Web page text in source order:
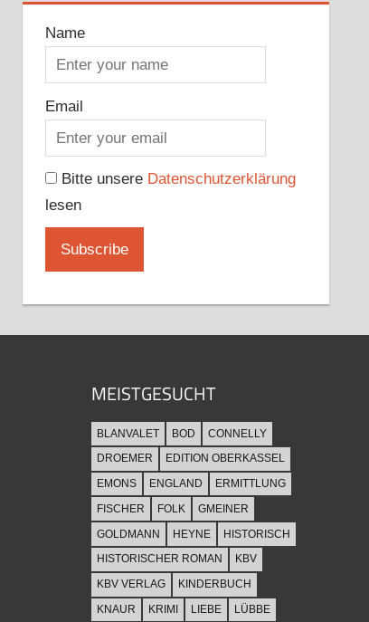
Name
Email
Bitte unsere Datenschutzerklärung
lesen
MEISTGESUCHT
BLANVALET BOD
CONNELLY
DROEMER
EDITION OBERKASSEL
EMONS
ENGLAND
ERMITTLUNG
FISCHER
FOLK
GMEINER
GOLDMANN
HEYNE
HISTORISCH
HISTORISCHER ROMAN
KBV
KBV VERLAG
KINDERBUCH
KNAUR
KRIMI LIEBE LÜBBE